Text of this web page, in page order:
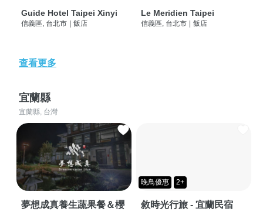
Guide Hotel Taipei Xinyi
信義區, 台北市 | 飯店
Le Meridien Taipei
信義區, 台北市 | 飯店
查看更多
宜蘭縣
宜蘭縣, 台灣
夢想成真養生蔬果餐＆櫻
晚鳥優惠 2+
敘時光行旅 - 宜蘭民宿